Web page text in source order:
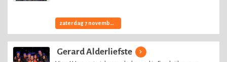
zaterdag 7 november, 2026
Gerard Alderliefste